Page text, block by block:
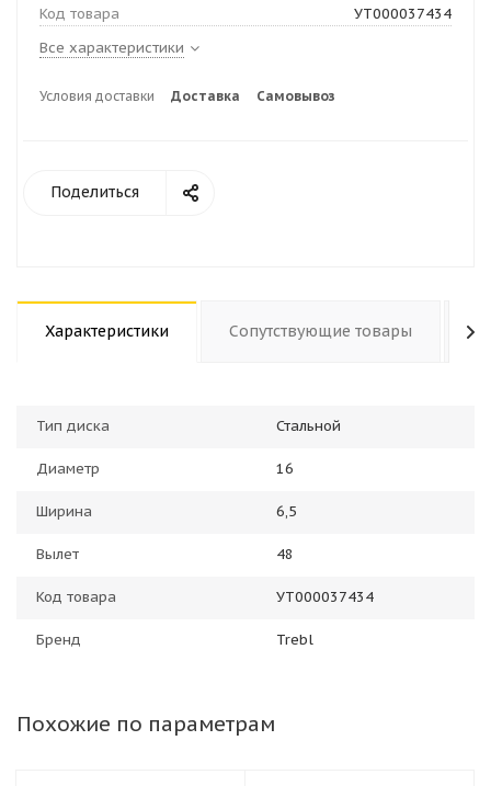
Код товара
УТ000037434
Все характеристики
Условия доставки Доставка Самовывоз
Поделиться
Характеристики Сопутствующие товары
Тип диска Стальной
Диаметр 16
Ширина 6,5
Вылет 48
Код товара УТ000037434
Бренд Trebl
Похожие по параметрам